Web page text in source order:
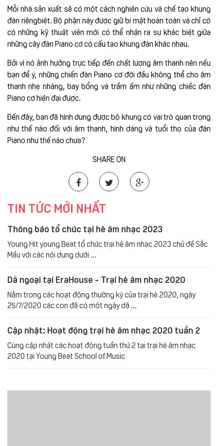
Mỗi nhà sản xuất sẽ có một cách nghiên cứu và chế tạo khung
đàn riêngbiệt. Bộ phận này được giữ bí mật hoàn toàn và chỉ có
có những kỹ thuật viên mới có thể nhận ra sự khác biệt giữa
những cây đàn Piano cơ có cấu tạo khung đàn khác nhau.
Bởi vì nó ảnh hưởng trực tiếp đến chất lượng âm thanh nên nếu
bạn để ý, những chiến đàn Piano cơ đời đầu không thể cho âm
thanh nhẹ nhàng, bay bổng và trầm ấm như những chiếc đàn
Piano cơ hiện đại được.
Đến đây, bạn đã hình dung được bộ khung có vai trò quan trọng
như thế nào đối với âm thanh, hình dáng và tuổi thọ của đàn
Piano như thế nào chưa?
SHARE ON
TIN TỨC MỚI NHẤT
Thông báo tổ chức tại hè âm nhạc 2023
Young Hit young Beat tổ chức trại hè âm nhạc 2023 chủ đề Sắc
Mầu với các nội dung dưới ...
Dã ngoại tại EraHouse - Trại hè âm nhạc 2020
Nằm trong các hoạt động thường kỳ của trại hè 2020, ngày
25/7/2020 các con đã có một ngày dã ...
Cập nhật: Hoạt động trại hè âm nhạc 2020 tuần 2
Cùng cập nhật các hoạt động tuần thứ 2 tại trại hè âm nhạc
2020 tại Young Beat School of Music